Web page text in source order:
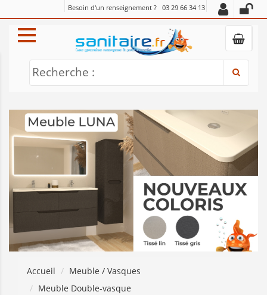
Besoin d'un renseignement ? 03 29 66 34 13
Recherche :
Accueil
Meuble / Vasques
Meuble Double-vasque